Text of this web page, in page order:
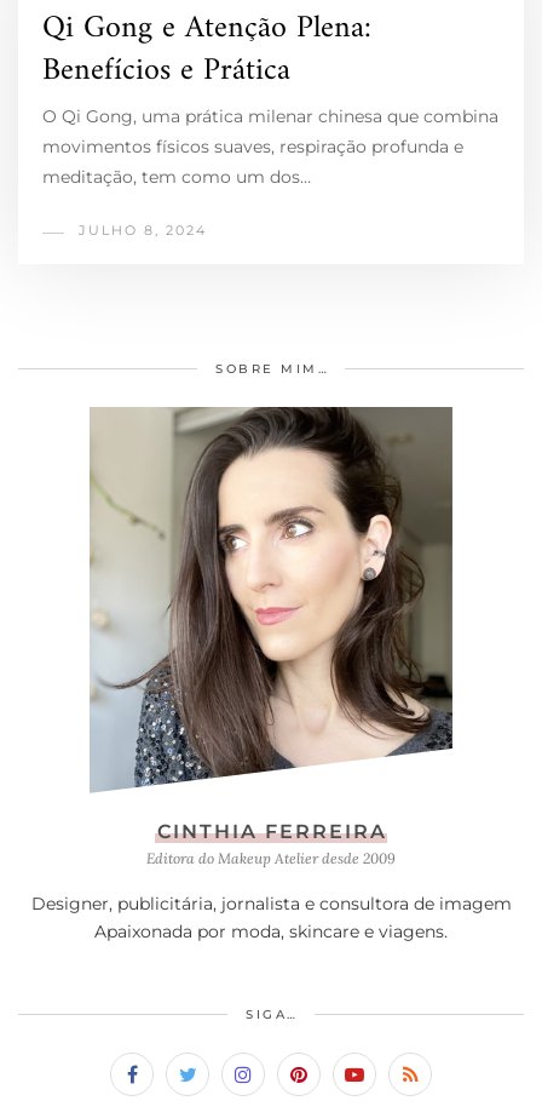
Qi Gong e Atenção Plena:
Benefícios e Prática
O Qi Gong, uma prática milenar chinesa que combina
movimentos físicos suaves, respiração profunda e
meditação, tem como um dos…
JULHO 8, 2024
SOBRE MIM…
CINTHIA FERREIRA
Editora do Makeup Atelier desde 2009
Designer, publicitária, jornalista e consultora de imagem
Apaixonada por moda, skincare e viagens.
SIGA…